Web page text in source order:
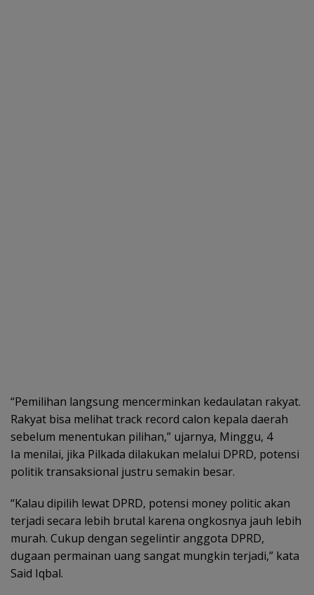
“Pemilihan langsung mencerminkan kedaulatan rakyat.
Rakyat bisa melihat track record calon kepala daerah
sebelum menentukan pilihan,” ujarnya, Minggu, 4
Ia menilai, jika Pilkada dilakukan melalui DPRD, potensi
politik transaksional justru semakin besar.
“Kalau dipilih lewat DPRD, potensi money politic akan
terjadi secara lebih brutal karena ongkosnya jauh lebih
murah. Cukup dengan segelintir anggota DPRD,
dugaan permainan uang sangat mungkin terjadi,” kata
Said Iqbal.